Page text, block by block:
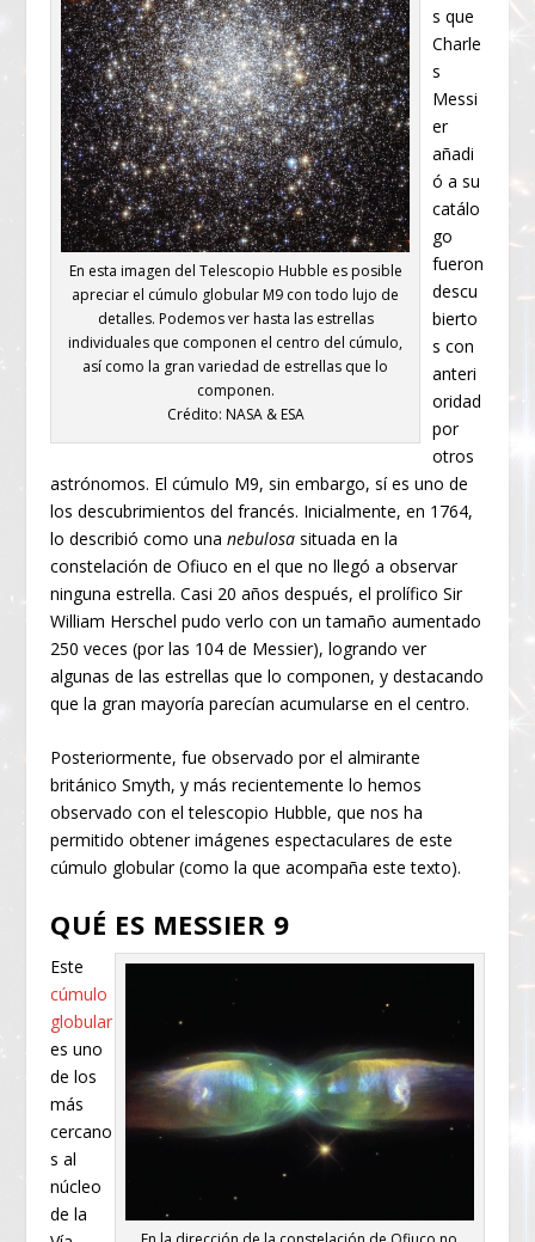
En esta imagen del Telescopio Hubble es posible
apreciar el cúmulo globular M9 con todo lujo de
detalles. Podemos ver hasta las estrellas
individuales que componen el centro del cúmulo,
así como la gran variedad de estrellas que lo
componen.
Crédito: NASA & ESA
s que
Charle
s
Messi
er
añadi
ó a su
catálo
go
fueron
descu
bierto
s con
anteri
oridad
por
otros
astrónomos. El cúmulo M9, sin embargo, sí es uno de
los descubrimientos del francés. Inicialmente, en 1764,
lo describió como unanebulosa situada en la
constelación de Ofiuco en el que no llegó a observar
ninguna estrella. Casi 20 años después, el prolífico Sir
William Herschel pudo verlo con un tamaño aumentado
250 veces (por las 104 de Messier), logrando ver
algunas de las estrellas que lo componen, y destacando
que la gran mayoría parecían acumularse en el centro.
Posteriormente, fue observado por el almirante
británico Smyth, y más recientemente lo hemos
observado con el telescopio Hubble, que nos ha
permitido obtener imágenes espectaculares de este
cúmulo globular (como la que acompaña este texto).
QUÉ ES MESSIER 9
Este
cúmulo
globular
es uno
de los
más
cercano
s al
núcleo
de la